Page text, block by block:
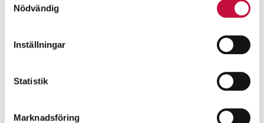
Nödvändig
Inställningar
Statistik
Marknadsföring